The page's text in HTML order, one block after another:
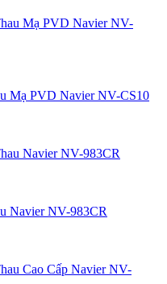
Mạ PVD Navier NV-CS10
Navier NV-983CR